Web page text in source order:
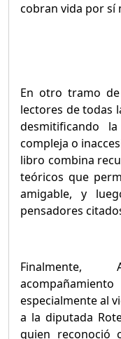
cobran vida por sí
En otro tramo
lectores de todas
desmitificando
compleja o
libro combina
teóricos que
amigable, y
pensadores
Finalmente,
especialmente al
a la diputada
quien reconoció